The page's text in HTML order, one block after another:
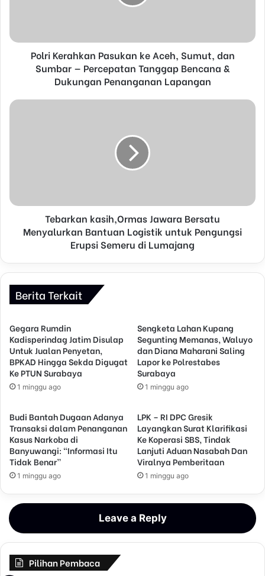
d
s
Polri Kerahkan Pasukan ke Aceh, Sumut, dan
Sumbar — Percepatan Tanggap Bencana &
Dukungan Penanganan Lapangan
Tebarkan kasih,Ormas Jawara Bersatu
Menyalurkan Bantuan Logistik untuk Pengungsi
Erupsi Semeru di Lumajang
Berita Terkait
Gegara Rumdin
Kadisperindag Jatim Disulap
Untuk Jualan Penyetan,
BPKAD Hingga Sekda Digugat
Ke PTUN Surabaya
1 minggu ago
Sengketa Lahan Kupang
Segunting Memanas, Waluyo
dan Diana Maharani Saling
Lapor ke Polrestabes
Surabaya
1 minggu ago
Budi Bantah Dugaan Adanya
Transaksi dalam Penanganan
Kasus Narkoba di
Banyuwangi: “Informasi Itu
Tidak Benar”
1 minggu ago
LPK – RI DPC Gresik
Layangkan Surat Klarifikasi
Ke Koperasi SBS, Tindak
Lanjuti Aduan Nasabah Dan
Viralnya Pemberitaan
1 minggu ago
Leave a Reply
Pilihan Pembaca